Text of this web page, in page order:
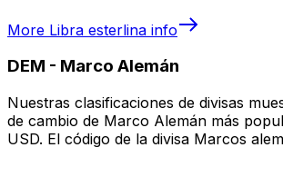
More Libra esterlina info
DEM - Marco Alemán
Nuestras clasificaciones de divisas
de cambio de Marco Alemán más
USD. El código de la divisa Marcos